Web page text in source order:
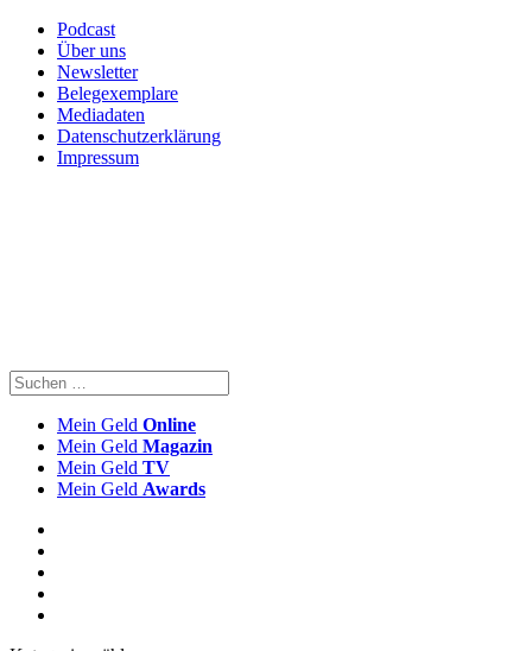
Podcast
Über uns
Newsletter
Belegexemplare
Mediadaten
Datenschutzerklärung
Impressum
Mein Geld Online
Mein Geld Magazin
Mein Geld TV
Mein Geld Awards